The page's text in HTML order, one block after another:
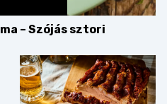
– Szójás sztori